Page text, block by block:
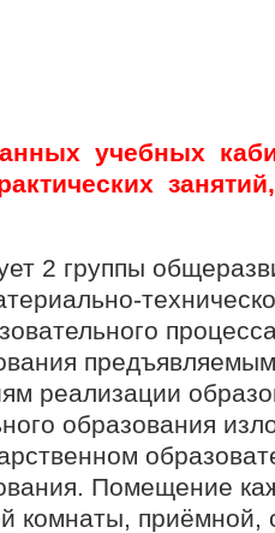
учебных
2 группы
реализации
образования
Помещение
комнаты, приёмной,